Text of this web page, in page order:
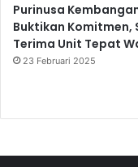
Purinusa
Buktikan Komitmen,
Terima Unit Tepat
23 Februari 2025